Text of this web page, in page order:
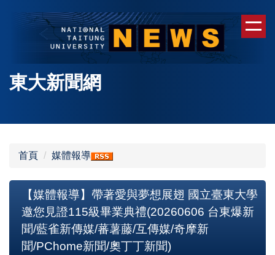
容
東大新聞網
首頁 媒體報導
【媒體報導】帶著愛與夢想展翅 國立臺東大學
邀您見證115級畢業典禮(20260606 台東爆新
聞/藍雀新傳媒/蕃薯藤/互傳媒/奇摩新
聞/PChome新聞/奧丁丁新聞)